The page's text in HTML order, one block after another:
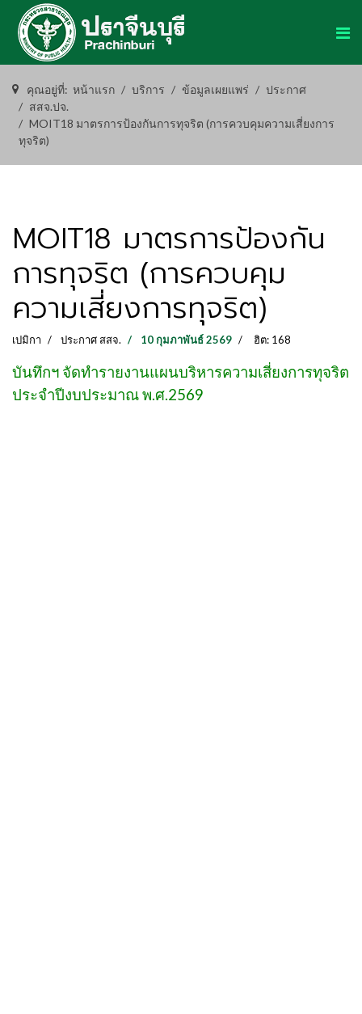
คุณอยู่ที่: หน้าแรก บริการ ข้อมูลเผยแพร่
ประกาศ
สสจ.ปจ.
MOIT18 มาตรการป้องกันการทุจริต (การควบคุมความเสี่ยงการ
ทุจริต)
MOIT18 มาตรการป้องกัน
การทุจริต (การควบคุม
ความเสี่ยงการทุจริต)
เปมิกา ประกาศ สสจ. 10 กุมภาพันธ์ 2569 ฮิต: 168
บันทึกฯ จัดทำรายงานแผนบริหารความเสี่ยงการทุจริต
ประจำปีงบประมาณ พ.ศ.2569